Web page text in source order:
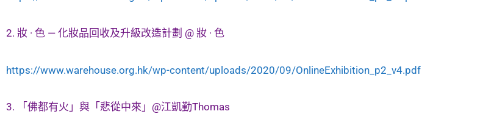
2. 妝 · 色 — 化妝品回收及升級改造計劃 @ 妝 · 色
https://www.warehouse.org.hk/wp-content/uploads/2020/09/OnlineExhibition_p2_v4.pdf
3. 「佛都有火」與「悲從中來」@江凱勤Thomas